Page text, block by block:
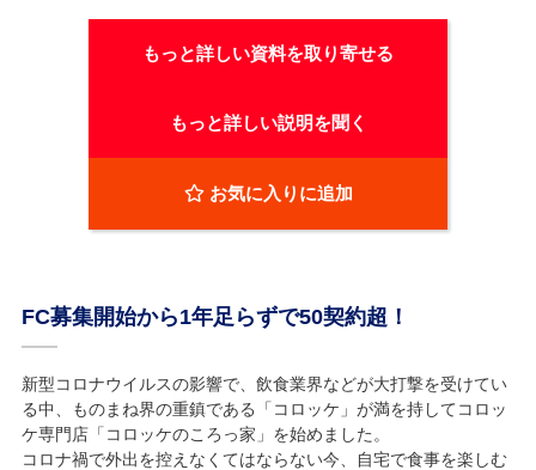
もっと詳しい資料を取り寄せる
もっと詳しい説明を聞く
お気に入りに追加
FC募集開始から1年足らずで50契約超！
新型コロナウイルスの影響で、飲食業界などが大打撃を受けてい
る中、ものまね界の重鎮である「コロッケ」が満を持してコロッ
ケ専門店「コロッケのころっ家」を始めました。
コロナ禍で外出を控えなくてはならない今、自宅で食事を楽しむ